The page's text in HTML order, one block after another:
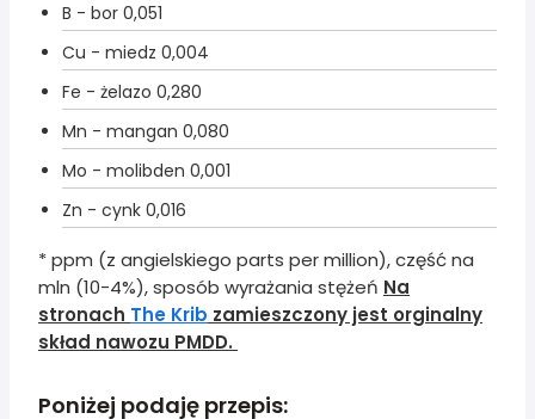
B - bor 0,051
Cu - miedz 0,004
Fe - żelazo 0,280
Mn - mangan 0,080
Mo - molibden 0,001
Zn - cynk 0,016
* ppm (z angielskiego parts per million), część na
mln (10-4%), sposób wyrażania stężeń Na
stronach The Krib zamieszczony jest orginalny
skład nawozu PMDD.
Poniżej podaję przepis: